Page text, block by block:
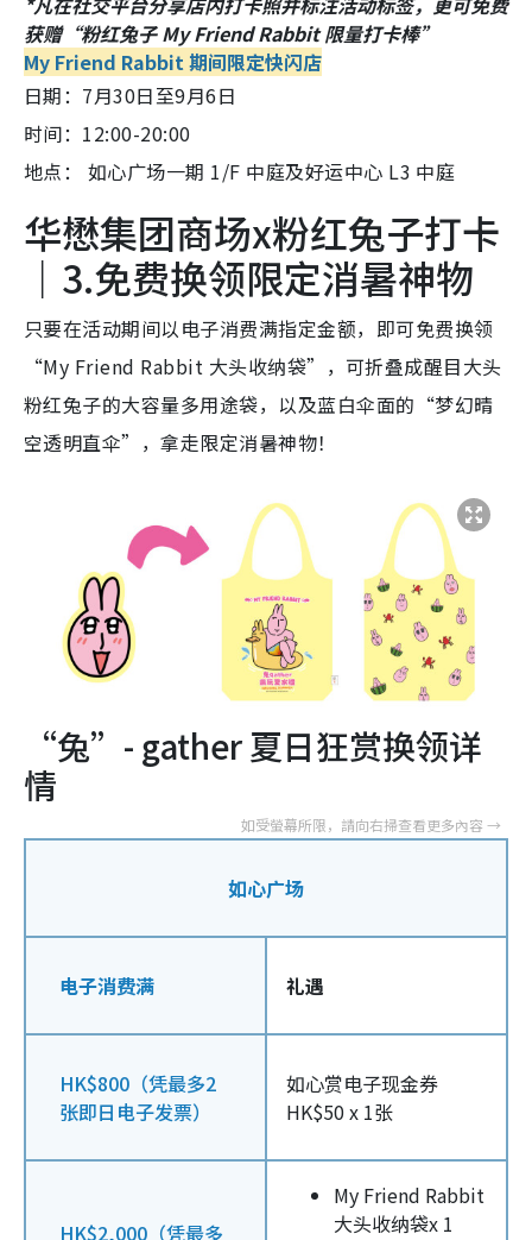
获赠“粉红兔子 My Friend Rabbit 限量打卡棒”
My Friend Rabbit 期间限定快闪店
日期：7月30日至9月6日
时间：12:00-20:00
地点： 如心广场一期 1/F 中庭及好运中心 L3 中庭
华懋集团商场x粉红兔子打卡
｜3.免费换领限定消暑神物
只要在活动期间以电子消费满指定金额，即可免费换领
“My Friend Rabbit 大头收纳袋”，可折叠成醒目大头
粉红兔子的大容量多用途袋，以及蓝白伞面的“梦幻晴
空透明直伞”，拿走限定消暑神物！
“兔”- gather 夏日狂赏换领详
情
如心广场
电子消费满 礼遇
HK$800（凭最多2
张即日电子发票）
如心赏电子现金券
HK$50 x 1张
HK$2,000（凭最多
My Friend Rabbit
大头收纳袋x 1